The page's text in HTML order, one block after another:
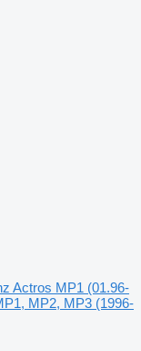
Actros MP1 (01.96-
MP2, MP3 (1996-